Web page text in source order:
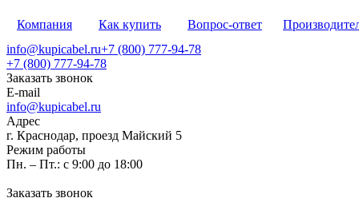
Компания Как купить Вопрос-ответ
info@kupicabel.ru+7 (800) 777-94-78
+7 (800) 777-94-78
Заказать звонок
E-mail
info@kupicabel.ru
Адрес
г. Краснодар, проезд Майский 5
Режим работы
Пн. – Пт.: с 9:00 до 18:00
Заказать звонок